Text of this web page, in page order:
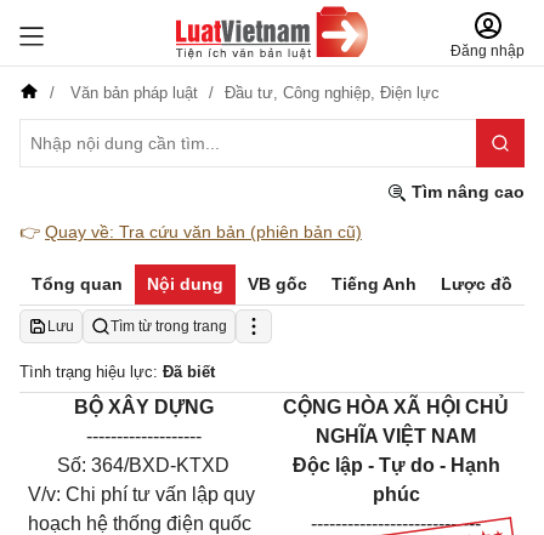
Đăng nhập
Văn bản pháp luật Đầu tư, Công nghiệp, Điện lực
Tìm nâng cao
👉 Quay về: Tra cứu văn bản (phiên bản cũ)
Tổng quan Nội dung VB gốc Tiếng Anh Lược đồ
Lưu Tìm từ trong trang
Tình trạng hiệu lực: Đã biết
BỘ XÂY DỰNG
-------------------
Số: 364/BXD-KTXD
V/v: Chi phí tư vấn lập quy
hoạch hệ thống điện quốc
CỘNG HÒA XÃ HỘI CHỦ
NGHĨA VIỆT NAM
Độc lập - Tự do - Hạnh
phúc
----------------------------